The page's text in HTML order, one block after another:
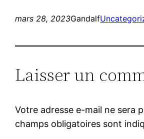
mars 28, 2023Gandalf
Laisser un
Votre adresse e-mail ne sera
champs obligatoires sont